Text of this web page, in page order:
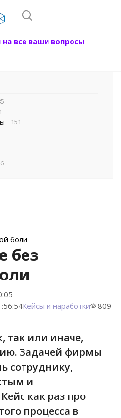
все ваши вопросы
боли
без
Кейсы и наработки
809
так или иначе,
Задачей фирмы
сотруднику,
и
как раз про
процесса в
151
6